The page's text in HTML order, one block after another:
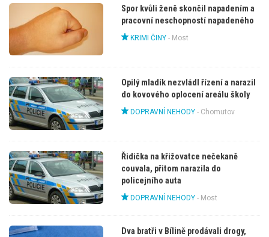
Spor kvůli ženě skončil napadením a
pracovní neschopností napadeného
KRIMI ČINY- Most
Opilý mladík nezvládl řízení a narazil
do kovového oplocení areálu školy
DOPRAVNÍ NEHODY- Chomutov
Řidička na křižovatce nečekaně
couvala, přitom narazila do
policejního auta
DOPRAVNÍ NEHODY- Most
Dva bratři v Bílině prodávali drogy,